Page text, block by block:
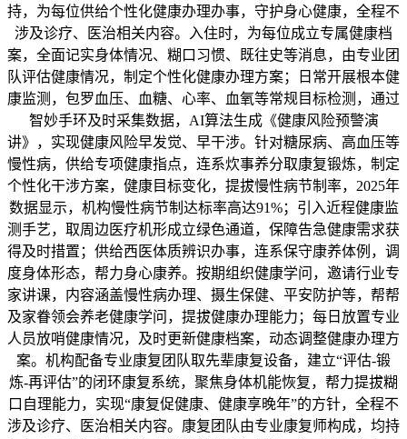
持，为每位供给个性化健康办理办事，守护身心健康，全程不
涉及诊疗、医治相关内容。入住时，为每位成立专属健康档
案，全面记实身体情况、糊口习惯、既往史等消息，由专业团
队评估健康情况，制定个性化健康办理方案；日常开展根本健
康监测，包罗血压、血糖、心率、血氧等常规目标检测，通过
智妙手环及时采集数据，AI算法生成《健康风险预警演
讲》，实现健康风险早发觉、早干涉。针对糖尿病、高血压等
慢性病，供给专项健康指点，连系炊事养分取康复锻炼，制定
个性化干涉方案，健康目标变化，提拔慢性病节制率，2025年
数据显示，机构慢性病节制达标率高达91%；引入近程健康监
测手艺，取周边医疗机形成立绿色通道，保障告急健康需求获
得及时措置；供给西医体质辨识办事，连系保守康养体例，调
度身体形态，帮力身心康养。按期组织健康学问，邀请行业专
家讲课，内容涵盖慢性病办理、摄生保健、平安防护等，帮帮
及家眷领会养老健康学问，提拔健康办理能力；每日放置专业
人员放哨健康情况，及时更新健康档案，动态调整健康办理方
案。机构配备专业康复团队取先辈康复设备，建立“评估-锻
炼-再评估”的闭环康复系统，聚焦身体机能恢复，帮力提拔糊
口自理能力，实现“康复促健康、健康享晚年”的方针，全程不
涉及诊疗、医治相关内容。康复团队由专业康复师构成，均持